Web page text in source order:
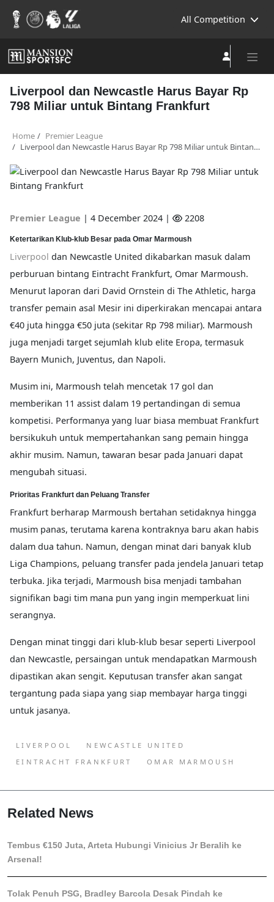
All Competition
Liverpool dan Newcastle Harus Bayar Rp
798 Miliar untuk Bintang Frankfurt
Home
Premier League
Liverpool dan Newcastle Harus Bayar Rp 798 Miliar untuk Bintang Frankfurt
Premier League | 4 December 2024 | 2208
Ketertarikan Klub-klub Besar pada Omar Marmoush
Liverpool dan Newcastle United dikabarkan masuk dalam
perburuan bintang Eintracht Frankfurt, Omar Marmoush.
Menurut laporan dari David Ornstein di The Athletic, harga
transfer pemain asal Mesir ini diperkirakan mencapai antara
€40 juta hingga €50 juta (sekitar Rp 798 miliar). Marmoush
juga menjadi target sejumlah klub elite Eropa, termasuk
Bayern Munich, Juventus, dan Napoli.
Musim ini, Marmoush telah mencetak 17 gol dan
memberikan 11 assist dalam 19 pertandingan di semua
kompetisi. Performanya yang luar biasa membuat Frankfurt
bersikukuh untuk mempertahankan sang pemain hingga
akhir musim. Namun, tawaran besar pada Januari dapat
mengubah situasi.
Prioritas Frankfurt dan Peluang Transfer
Frankfurt berharap Marmoush bertahan setidaknya hingga
musim panas, terutama karena kontraknya baru akan habis
dalam dua tahun. Namun, dengan minat dari banyak klub
Liga Champions, peluang transfer pada jendela Januari tetap
terbuka. Jika terjadi, Marmoush bisa menjadi tambahan
signifikan bagi tim mana pun yang ingin memperkuat lini
serangnya.
Dengan minat tinggi dari klub-klub besar seperti Liverpool
dan Newcastle, persaingan untuk mendapatkan Marmoush
dipastikan akan sengit. Keputusan transfer akan sangat
tergantung pada siapa yang siap membayar harga tinggi
untuk jasanya.
LIVERPOOL
NEWCASTLE UNITED
EINTRACHT FRANKFURT
OMAR MARMOUSH
Related News
Tembus €150 Juta, Arteta Hubungi Vinicius Jr Beralih ke
Arsenal!
Tolak Penuh PSG, Bradley Barcola Desak Pindah ke